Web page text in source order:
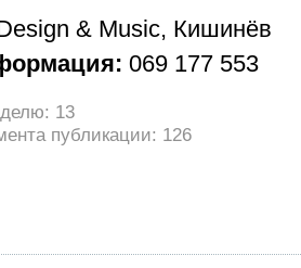
& Music, Кишинёв
069 177 553
13
публикации: 126